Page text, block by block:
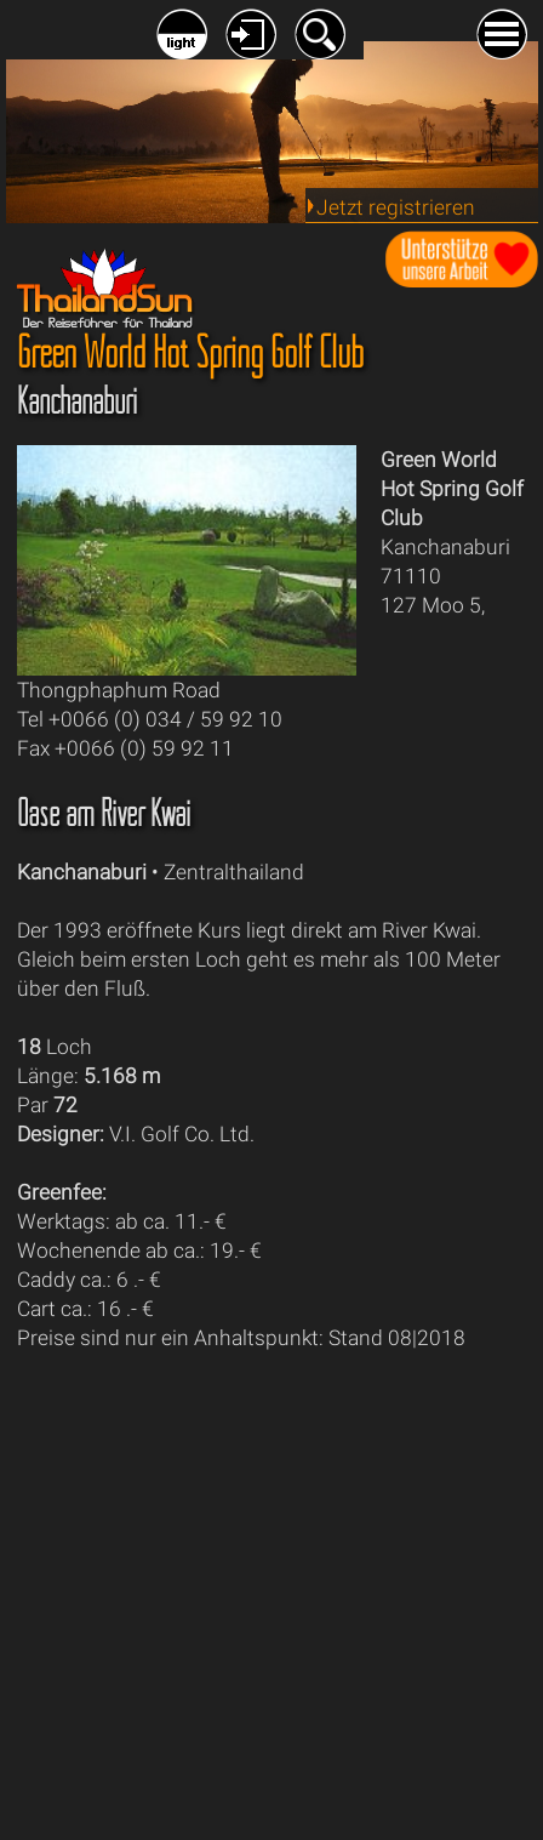
Jetzt registrieren
Green World Hot Spring Golf Club
Kanchanaburi
Green World
Hot Spring Golf
Club
Kanchanaburi
71110
127 Moo 5,
Thongphaphum Road
Tel +0066 (0) 034 / 59 92 10
Fax +0066 (0) 59 92 11
Oase am River Kwai
Kanchanaburi• Zentralthailand
Der 1993 eröffnete Kurs liegt direkt am River Kwai.
Gleich beim ersten Loch geht es mehr als 100 Meter
über den Fluß.
18Loch
Länge: 5.168 m
Par 72
Designer: V.I. Golf Co. Ltd.
Greenfee:
Werktags: ab ca. 11.- €
Wochenende ab ca.: 19.- €
Caddy ca.: 6 .- €
Cart ca.: 16 .- €
Preise sind nur ein Anhaltspunkt: Stand 08|2018